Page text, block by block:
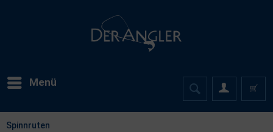
Menü
Spinnruten